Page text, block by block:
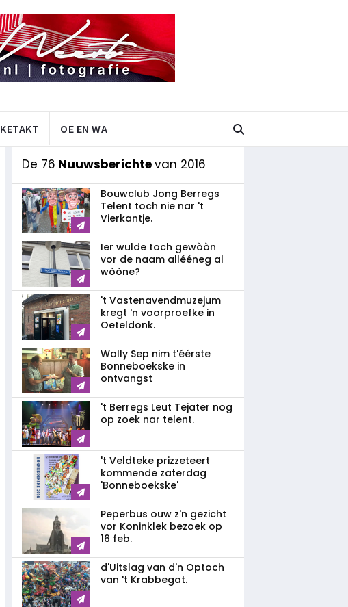
KETAKT OE EN WA
De 76 Nuuwsberichtevan 2016
Bouwclub Jong Berregs
Telent toch nie nar 't
Vierkantje.
Ier wulde toch gewòòn
vor de naam allééneg al
wòòne?
't Vastenavendmuzejum
kregt 'n voorproefke in
Oeteldonk.
Wally Sep nim t'éérste
Bonneboekske in
ontvangst
't Berregs Leut Tejater nog
op zoek nar telent.
't Veldteke prizzeteert
kommende zaterdag
'Bonneboekske'
Peperbus ouw z'n gezicht
vor Koninklek bezoek op
16 feb.
d'Uitslag van d'n Optoch
van 't Krabbegat.